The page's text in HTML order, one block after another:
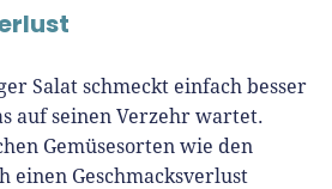
Salat schmeckt einfach besser
auf seinen Verzehr wartet.
Gemüsesorten wie den
einen Geschmacksverlust